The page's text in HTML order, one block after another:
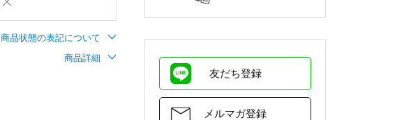
友だち登録
メルマガ登録
商品状態の表記について
商品詳細